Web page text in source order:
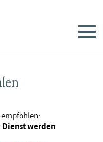
werden